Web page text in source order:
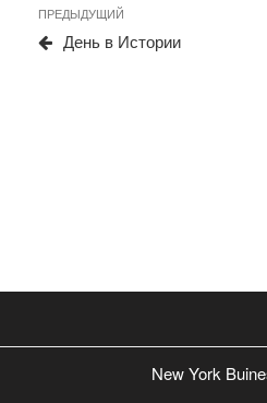
Навигация
по
Предыдущая
запись
ПРЕДЫДУЩИЙ
День в Истории
New York